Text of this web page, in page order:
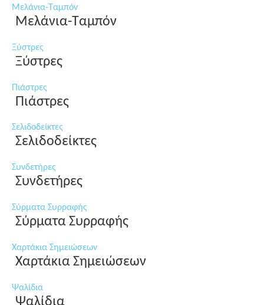
Μελάνια-Ταμπόν
Μελάνια-Ταμπόν
Ξύστρες
Ξύστρες
Πιάστρες
Πιάστρες
Σελιδοδείκτες
Σελιδοδείκτες
Συνδετήρες
Συνδετήρες
Σύρματα Συρραφής
Σύρματα Συρραφής
Χαρτάκια Σημειώσεων
Χαρτάκια Σημειώσεων
Ψαλίδια
Ψαλίδια